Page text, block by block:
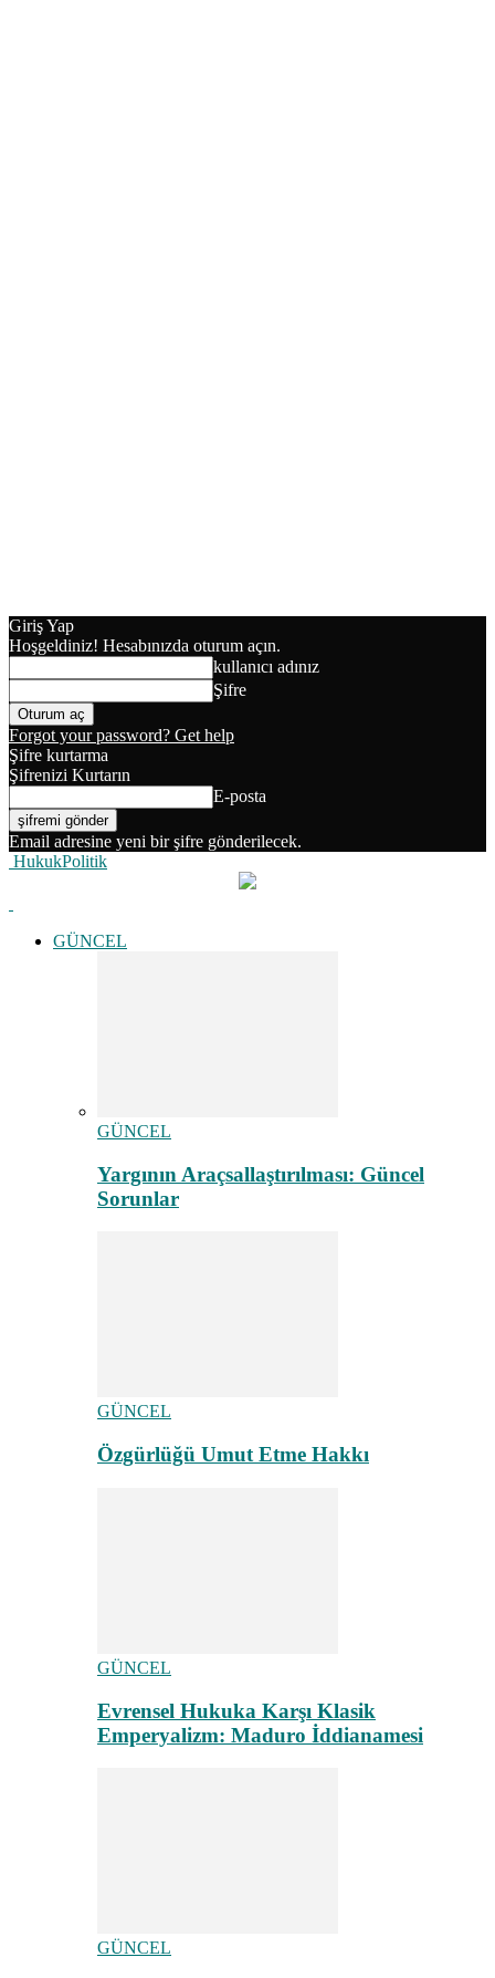
Giriş Yap
Hoşgeldiniz! Hesabınızda oturum açın.
kullanıcı adınız
Şifre
Forgot your password? Get help
Şifre kurtarma
Şifrenizi Kurtarın
E-posta
Email adresine yeni bir şifre gönderilecek.
HukukPolitik
GÜNCEL
GÜNCEL
Yargının Araçsallaştırılması: Güncel
Sorunlar
GÜNCEL
Özgürlüğü Umut Etme Hakkı
GÜNCEL
Evrensel Hukuka Karşı Klasik
Emperyalizm: Maduro İddianamesi
GÜNCEL